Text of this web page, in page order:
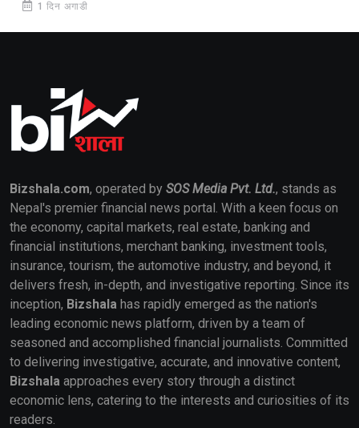
1 दिन अगाडी
Bizshala.com, operated by SOS Media Pvt. Ltd., stands as
Nepal's premier financial news portal. With a keen focus on
the economy, capital markets, real estate, banking and
financial institutions, merchant banking, investment tools,
insurance, tourism, the automotive industry, and beyond, it
delivers fresh, in-depth, and investigative reporting. Since its
inception, Bizshala has rapidly emerged as the nation's
leading economic news platform, driven by a team of
seasoned and accomplished financial journalists. Committed
to delivering investigative, accurate, and innovative content,
Bizshala approaches every story through a distinct
economic lens, catering to the interests and curiosities of its
readers.